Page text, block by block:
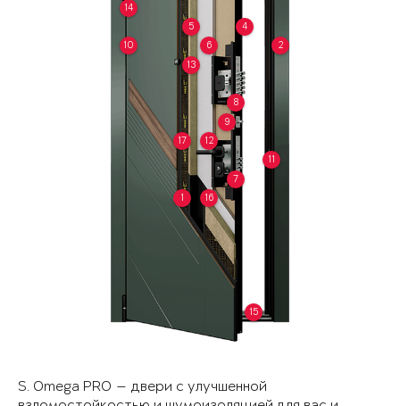
1
2
4
5
6
7
8
9
10
11
12
13
14
15
16
17
S. Omega PRO — двери с улучшенной